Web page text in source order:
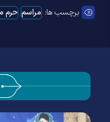
برچسب ها: مراسم حرم